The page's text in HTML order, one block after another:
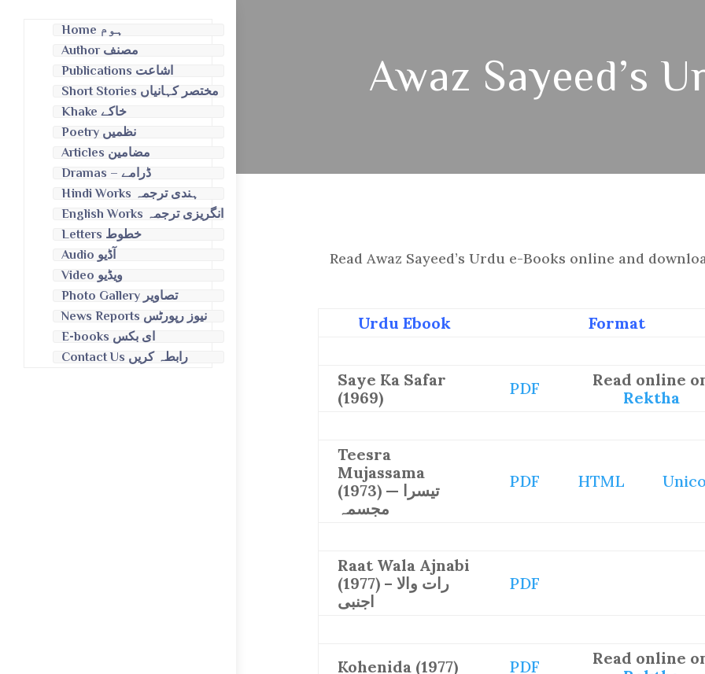
Home ہوم
Author مصنف
Publications اشاعت
Short Stories مختصر کہانیاں
Khake خاکے
Poetry نظمیں
Articles مضامین
Dramas – ڈرامے
Hindi Works ہندی ترجمہ
English Works انگریزی ترجمہ
Letters خطوط
Audio آڈیو
Video ویڈیو
Photo Gallery تصاویر
News Reports نیوز رپورٹس
E-books ای بکس
Contact Us رابطہ کریں
Awaz Sayeed’s
Read Awaz Sayeed’s Urdu e-Books online and
Urdu Ebook Format
Saye Ka Safar
(1969)
PDF
Read online
Rektha
Teesra
Mujassama
(1973) — تیسرا
مجسمہ
PDF HTML
Raat Wala Ajnabi
(1977) – رات والا
اجنبی
PDF
Kohenida (1977) PDF
Read online